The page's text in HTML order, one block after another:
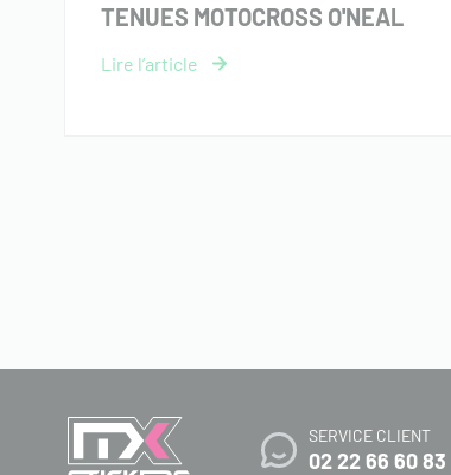
TENUES MOTOCROSS O'NEAL
SERVICE CLIENT
02 22 66 60 83